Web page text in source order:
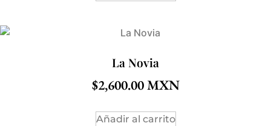
La Novia
$2,600.00
Añadir al carrito